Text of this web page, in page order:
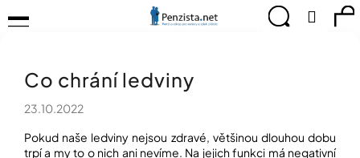
na
PRO
ZDRAVÍ
Hledat
Menu
Co chrání ledviny
23.10.2022
Pokud naše ledviny nejsou zdravé, většinou dlouhou dobu
trpí a my to o nich ani nevíme. Na jejich funkci má negativní
o
C
o
p
o